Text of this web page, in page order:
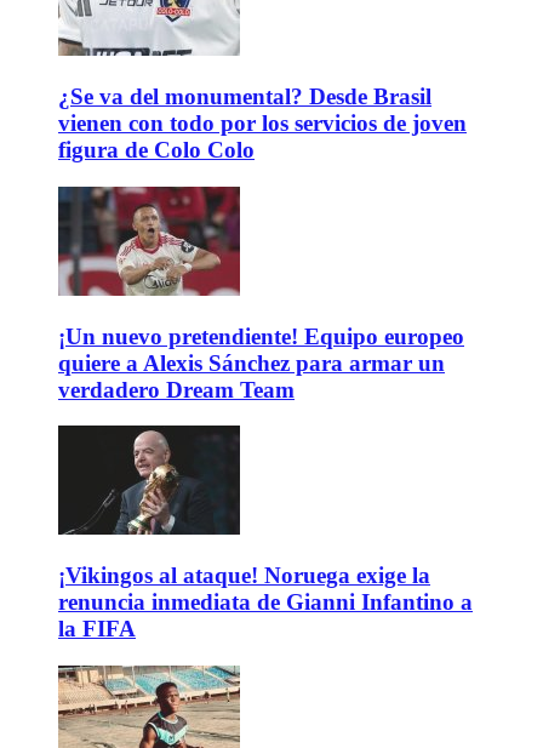
¿Se va del monumental? Desde Brasil
vienen con todo por los servicios de joven
figura de Colo Colo
¡Un nuevo pretendiente! Equipo europeo
quiere a Alexis Sánchez para armar un
verdadero Dream Team
¡Vikingos al ataque! Noruega exige la
renuncia inmediata de Gianni Infantino a
la FIFA